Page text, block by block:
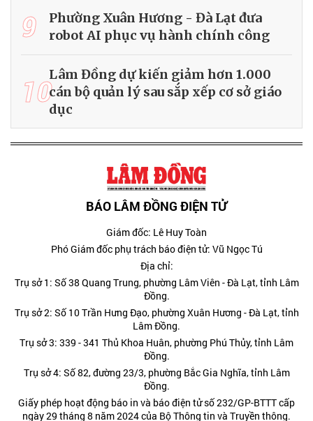
9
Phường Xuân Hương - Đà Lạt đưa
robot AI phục vụ hành chính công
10Lâm Đồng dự kiến giảm hơn 1.000
cán bộ quản lý sau sắp xếp cơ sở giáo
dục
BÁO LÂM ĐỒNG ĐIỆN TỬ
Giám đốc: Lê Huy Toàn
Phó Giám đốc phụ trách báo điện tử: Vũ Ngọc Tú
Địa chỉ:
Trụ sở 1: Số 38 Quang Trung, phường Lâm Viên - Đà Lạt, tỉnh Lâm
Đồng.
Trụ sở 2: Số 10 Trần Hưng Đạo, phường Xuân Hương - Đà Lạt, tỉnh
Lâm Đồng.
Trụ sở 3: 339 - 341 Thủ Khoa Huân, phường Phú Thủy, tỉnh Lâm
Đồng.
Trụ sở 4: Số 82, đường 23/3, phường Bắc Gia Nghĩa, tỉnh Lâm
Đồng.
Giấy phép hoạt động báo in và báo điện tử số 232/GP-BTTT cấp
ngày 29 tháng 8 năm 2024 của Bộ Thông tin và Truyền thông.